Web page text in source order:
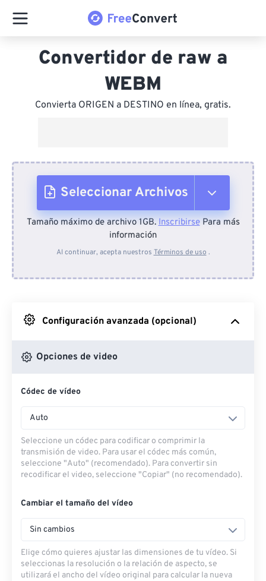
Convertidor de raw a
WEBM
Convierta ORIGEN a DESTINO en línea, gratis.
Seleccionar Archivos
Desde el dispositivo
Desde Google Drive
Desde OneDrive
Desde URL
Tamaño máximo de archivo 1GB.InscribirsePara más
información
Al continuar, acepta nuestros Términos de uso .
Configuración avanzada (opcional)
Opciones de video
Códec de vídeo
Auto
Seleccione un códec para codificar o comprimir la
transmisión de video. Para usar el códec más común,
seleccione "Auto" (recomendado). Para convertir sin
recodificar el video, seleccione "Copiar" (no recomendado).
Cambiar el tamaño del vídeo
Sin cambios
Elige cómo quieres ajustar las dimensiones de tu vídeo. Si
seleccionas la resolución o la relación de aspecto, se
utilizará el ancho del vídeo original para calcular la nueva